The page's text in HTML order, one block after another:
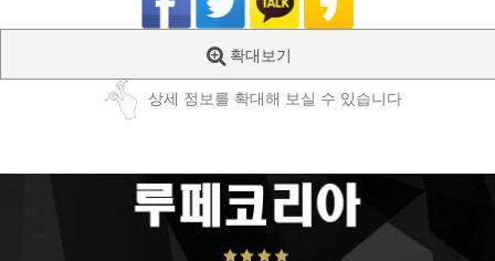
확대보기
상세 정보를 확대해 보실 수 있습니다